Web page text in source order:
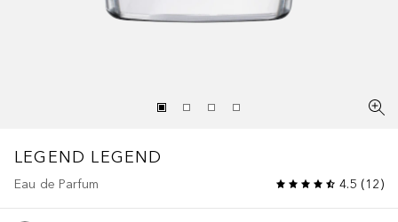
LEGEND LEGEND
Eau de Parfum 4.5 (12)